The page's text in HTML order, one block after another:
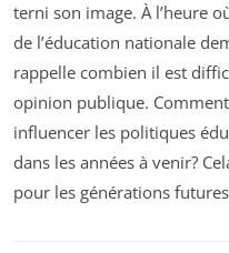
terni son image. À l’heure
de l’éducation nationale
rappelle combien il est
opinion publique.
influencer les politiques
dans les années à venir?
pour les générations